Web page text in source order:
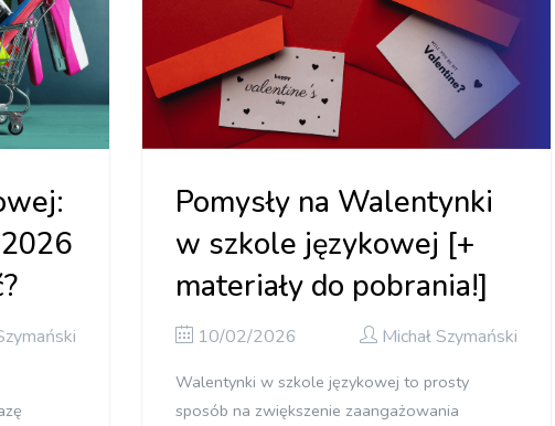
Pomysły na Walentynki
w szkole językowej [+
materiały do pobrania!]
10/02/2026 Michał Szymański
Walentynki w szkole językowej to prosty
sposób na zwiększenie zaangażowania